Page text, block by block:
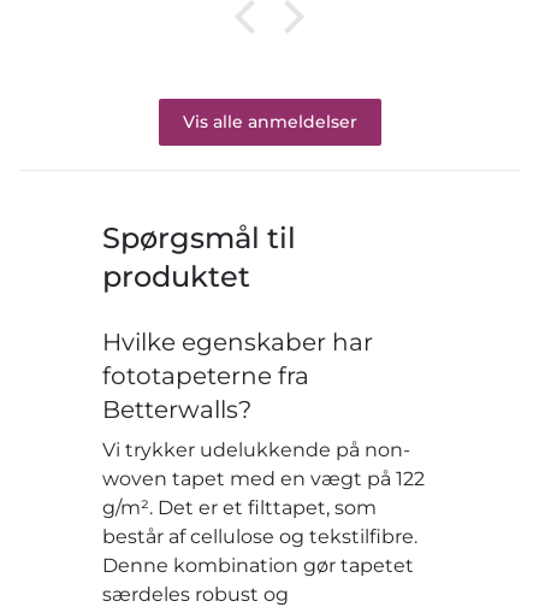
Vis alle anmeldelser
Spørgsmål til
produktet
Hvilke egenskaber har
fototapeterne fra
Betterwalls?
Vi trykker udelukkende på non-
woven tapet med en vægt på 122
g/m². Det er et filttapet, som
består af cellulose og tekstilfibre.
Denne kombination gør tapetet
særdeles robust og